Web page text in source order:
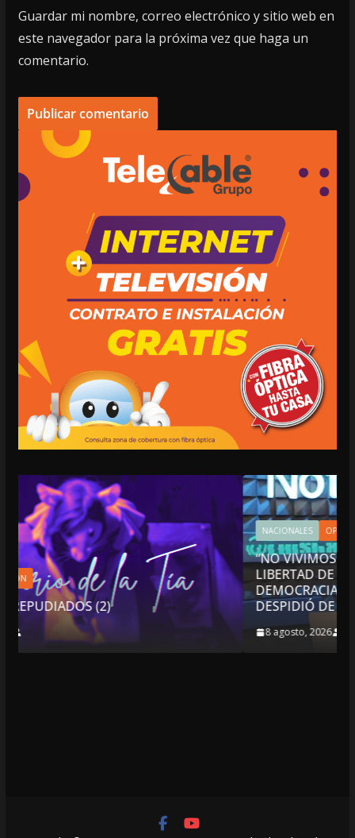
Guardar mi nombre, correo electrónico y sitio web en
este navegador para la próxima vez que haga un
comentario.
NACIONALES
“NO VIVIMOS BUENOS TIEMPOS PARA LA
LIBERTAD DE EXPRESIÓN NI PARA LA
DEMOCRACIA EN MÉXICO”: LUIS CÁRDENAS;
DESPIDIÓ DE MVS
8 agosto, 2026